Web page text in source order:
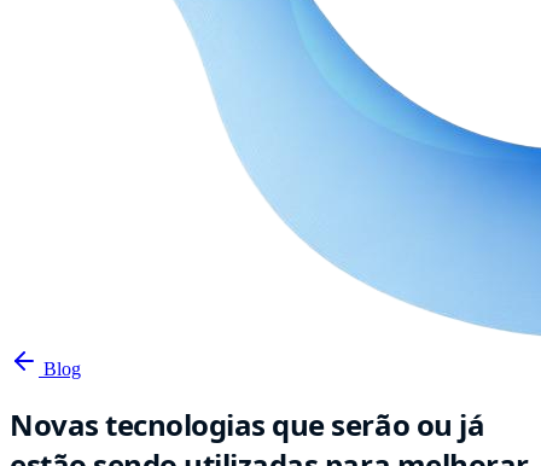
Blog
Novas tecnologias que serão ou já